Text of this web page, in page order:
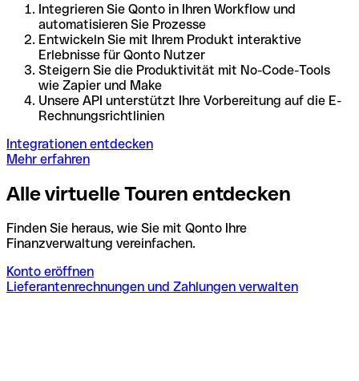
Integrieren Sie Qonto in Ihren Workflow und
automatisieren Sie Prozesse
Entwickeln Sie mit Ihrem Produkt interaktive
Erlebnisse für Qonto Nutzer
Steigern Sie die Produktivität mit No-Code-Tools
wie Zapier und Make
Unsere API unterstützt Ihre Vorbereitung auf die E-
Rechnungsrichtlinien
Integrationen entdecken
Mehr erfahren
Alle virtuelle Touren entdecken
Finden Sie heraus, wie Sie mit Qonto Ihre
Finanzverwaltung vereinfachen.
Konto eröffnen
Lieferantenrechnungen und Zahlungen verwalten